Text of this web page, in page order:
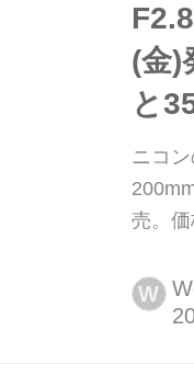
(金)
と
ニコ
売。
マッ
たフ
W